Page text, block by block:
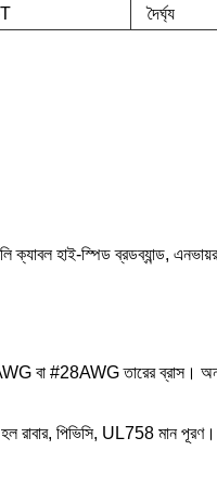
দৈর্ঘ্য
স্পিড ব্রডব্যান্ড,
বা #28AWG তারের ব্রাস।
হল রাবার, পিভিসি, UL758 মান পূরণ।